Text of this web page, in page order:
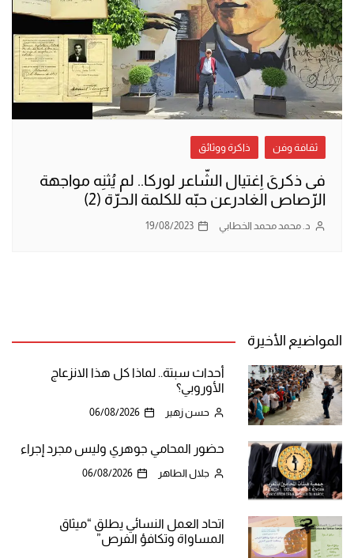
ثقافة وفن ذاكرة ووثائق
فى ذكرىَ اِغتيال الشّاعر لوركا.. لم يُثنِه مواجهة
الرّصاص الغادرعن حبّه للكلمة الحرّة (2)
د. محمد محمد الخطابي 19/08/2023
المواضيع الأخيرة
أحداث سبتة.. لماذا كل هذا الانزعاج
الأوروبي؟
حسن زهير 06/08/2026
حضور المحامي جوهري وليس مجرد إجراء
جلال الطاهر 06/08/2026
اتحاد العمل النسائي يطلق “ميثاق
المساواة وتكافؤ الفرص”